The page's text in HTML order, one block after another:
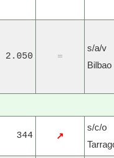
2.050 =
s/a/v
Bilbao
344 ↗
s/c/o